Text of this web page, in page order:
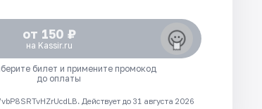
от 150 ₽
на Kassir.ru
билет и примените промокод
до оплаты
Действует до 31 августа 2026